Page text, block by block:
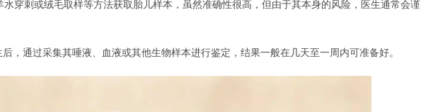
水穿刺或绒毛取样等方法获取胎儿样本，虽然准确性很高，但由于其本身的风险，医生通常会谨
，通过采集其唾液、血液或其他生物样本进行鉴定，结果一般在几天至一周内可准备好。